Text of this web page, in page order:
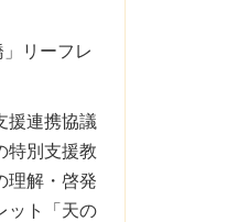
リーフレ
連携協議
特別支援教
理解・啓発
ット「天の